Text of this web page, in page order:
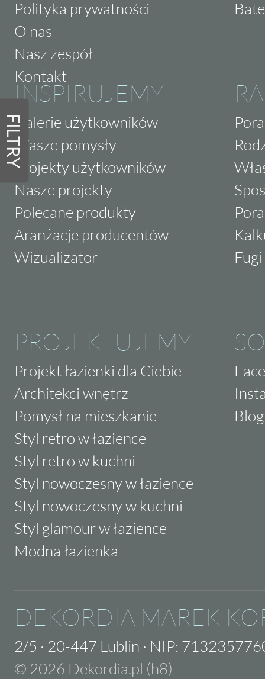
FILTRY
Polityka prywatności
O nas
Nasz zespół
Kontakt
INSPIRUJEMY
Galerie użytkowników
Wasze pomysły
Projekty użytkowników
Nasze projekty
Polecane produkty
Aranżacje producentów
Wizualizator
PROJEKTUJEMY
Projekt łazienki dla Ciebie
Architekci wnętrz
Pomysł na mieszkanie
Styl retro w łazience
Styl retro w kuchni
Styl nowoczesny w łazience
Styl nowoczesny w kuchni
Styl glamour w łazience
Modna łazienka
Blog
DEKORDIA MAREK
2/5 · 20-447 Lublin · NIP:
© 2026 Dekordia.pl (h8)